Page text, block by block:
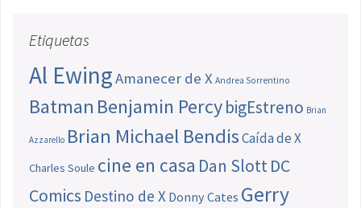
Etiquetas
Al EwingAmanecer de X Andrea Sorrentino
Batman Benjamin PercybigEstreno Brian
Azzarello Brian Michael BendisCaída de X
Charles Soule cine en casa Dan SlottDC
Comics Destino de X Donny Cates Gerry